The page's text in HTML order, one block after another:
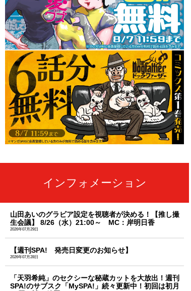
インフォメーション
山田あいのグラビア設定を視聴者が決める！【推し撮
生会議】 8/26（水）21:00～ MC：岸明日香
2026年07月29日
【週刊SPA! 発売日変更のお知らせ】
2026年07月28日
「天羽希純」のセクシーな秘蔵カットを大放出！週刊
SPA!のサブスク「MySPA!」続々更新中！初回は初月